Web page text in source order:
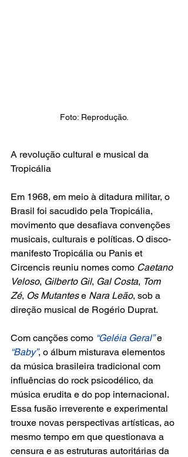
Foto: Reprodução.
A revolução cultural e musical da
Tropicália
Em 1968, em meio à ditadura militar, o
Brasil foi sacudido pela Tropicália,
movimento que desafiava convenções
musicais, culturais e políticas. O disco-
manifesto Tropicália ou Panis et
Circencis reuniu nomes como Caetano
Veloso, Gilberto Gil, Gal Costa, Tom
Zé, Os Mutantes e Nara Leão, sob a
direção musical de Rogério Duprat.
Com canções como “Geléia Geral” e
“Baby”, o álbum misturava elementos
da música brasileira tradicional com
influências do rock psicodélico, da
música erudita e do pop internacional.
Essa fusão irreverente e experimental
trouxe novas perspectivas artísticas, ao
mesmo tempo em que questionava a
censura e as estruturas autoritárias da